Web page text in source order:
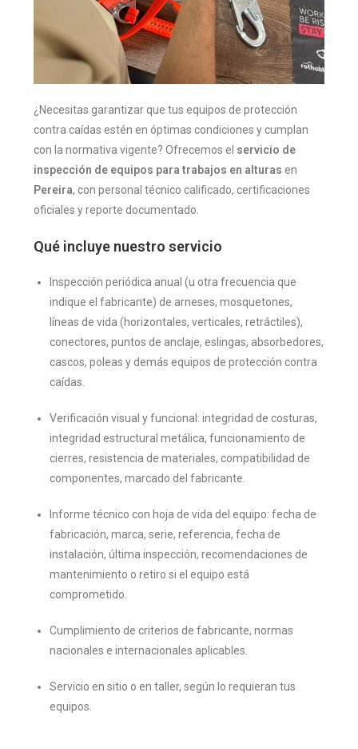
¿Necesitas garantizar que tus equipos de protección
contra caídas estén en óptimas condiciones y cumplan
con la normativa vigente? Ofrecemos el servicio de
inspección de equipos para trabajos en alturas en
Pereira, con personal técnico calificado, certificaciones
oficiales y reporte documentado.
Qué incluye nuestro servicio
Inspección periódica anual (u otra frecuencia que
indique el fabricante) de arneses, mosquetones,
líneas de vida (horizontales, verticales, retráctiles),
conectores, puntos de anclaje, eslingas, absorbedores,
cascos, poleas y demás equipos de protección contra
caídas.
Verificación visual y funcional: integridad de costuras,
integridad estructural metálica, funcionamiento de
cierres, resistencia de materiales, compatibilidad de
componentes, marcado del fabricante.
Informe técnico con hoja de vida del equipo: fecha de
fabricación, marca, serie, referencia, fecha de
instalación, última inspección, recomendaciones de
mantenimiento o retiro si el equipo está
comprometido.
Cumplimiento de criterios de fabricante, normas
nacionales e internacionales aplicables.
Servicio en sitio o en taller, según lo requieran tus
equipos.